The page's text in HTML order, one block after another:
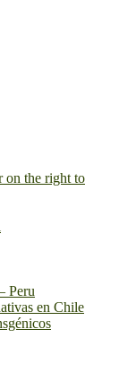
on the right to
Peru
en Chile